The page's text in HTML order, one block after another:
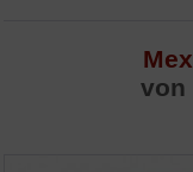
von